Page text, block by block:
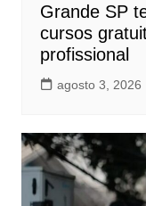
Grande SP
cursos
profissional
agosto 3, 2026